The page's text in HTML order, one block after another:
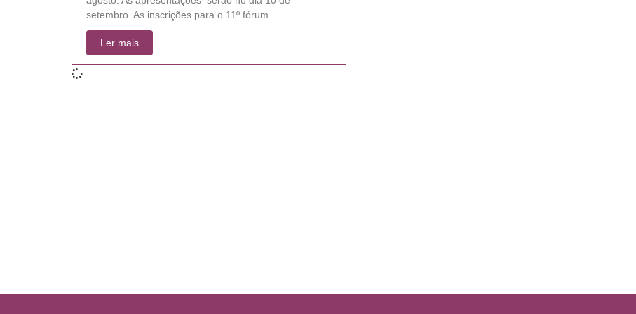
setembro. As inscrições para o 11º fórum
Ler mais